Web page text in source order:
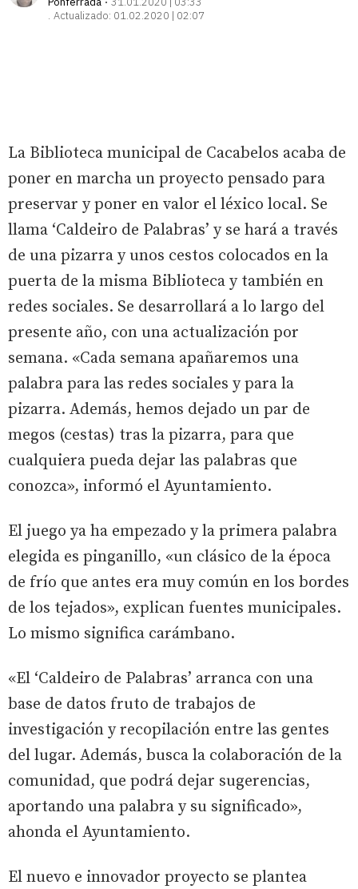
Actualizado: 01.02.2020 | 02:07
La Biblioteca municipal de Cacabelos acaba de
poner en marcha un proyecto pensado para
preservar y poner en valor el léxico local. Se
llama ‘Caldeiro de Palabras’ y se hará a través
de una pizarra y unos cestos colocados en la
puerta de la misma Biblioteca y también en
redes sociales. Se desarrollará a lo largo del
presente año, con una actualización por
semana. «Cada semana apañaremos una
palabra para las redes sociales y para la
pizarra. Además, hemos dejado un par de
megos (cestas) tras la pizarra, para que
cualquiera pueda dejar las palabras que
conozca», informó el Ayuntamiento.
El juego ya ha empezado y la primera palabra
elegida es pinganillo, «un clásico de la época
de frío que antes era muy común en los bordes
de los tejados», explican fuentes municipales.
Lo mismo significa carámbano.
«El ‘Caldeiro de Palabras’ arranca con una
base de datos fruto de trabajos de
investigación y recopilación entre las gentes
del lugar. Además, busca la colaboración de la
comunidad, que podrá dejar sugerencias,
aportando una palabra y su significado»,
ahonda el Ayuntamiento.
El nuevo e innovador proyecto se plantea